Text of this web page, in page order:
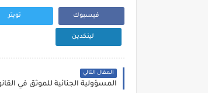
فيسبوك تويتر
لينكدين
المقال التالي
المسؤولية الجنائية للموثق في